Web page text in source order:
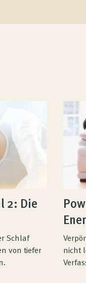
2: Die
Schlaf
von tiefer
nicht